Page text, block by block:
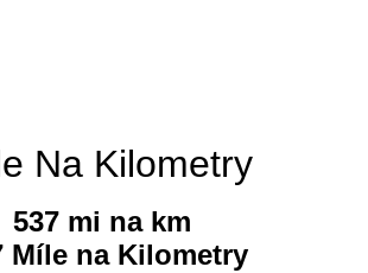
Na Kilometry
537 mi na km
Míle na Kilometry